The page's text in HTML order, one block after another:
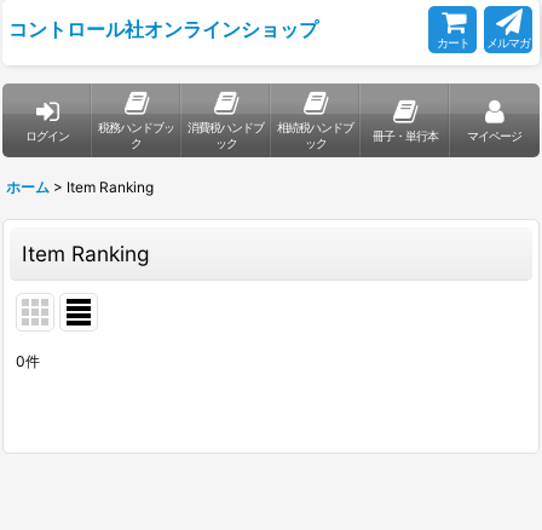
コントロール社オンラインショップ
カート メルマガ
ログイン
税務ハンドブッ
ク
消費税ハンドブ
ック
相続税ハンドブ
ック
冊子・単行本 マイページ
ホーム > Item Ranking
Item Ranking
0件